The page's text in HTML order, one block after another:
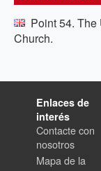
Point 54.
Church.
Enlaces de
interés
Contacte con
nosotros
Mapa de la